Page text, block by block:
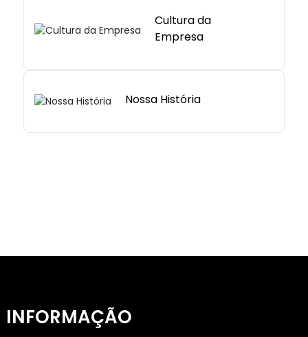
Cultura da
Empresa
Nossa História
INFORMAÇÃO